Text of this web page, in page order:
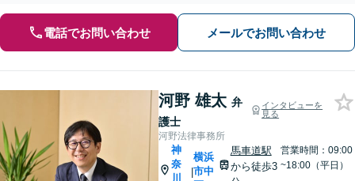
電話でお問い合わせ メールでお問い合わせ
河野 雄太 弁
護士
インタビューを
見る
河野法律事務所
神
奈
川
|
横浜
市中
馬車道駅
から徒歩3
営業時間：09:00
~18:00（平日）